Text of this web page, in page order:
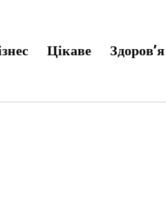
Цікаве Здоров’я